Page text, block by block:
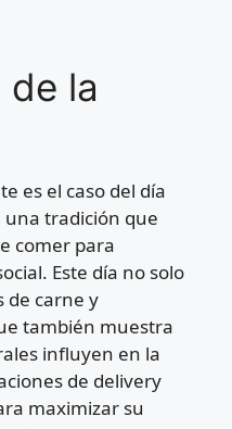
de la
es el caso del día
una tradición que
comer para
Este día no solo
de carne y
también muestra
influyen en la
de delivery
maximizar su